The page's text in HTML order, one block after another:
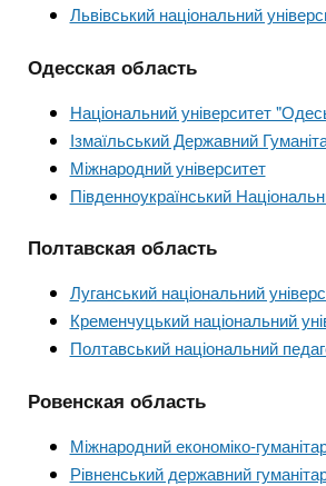
Львівський національний
Одесская область
Національний університет
Ізмаїльський Державний
Міжнародний університет
Південноукраїнський
Полтавская область
Луганський національний
Кременчуцький національний
Полтавський національний
Ровенская область
Міжнародний економіко-
Рівненський державний